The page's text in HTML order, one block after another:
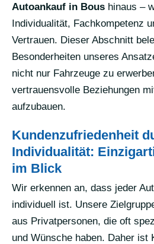
Autoankauf in Bous hinaus –
Individualität, Fachkompetenz
Vertrauen. Dieser Abschnitt
Besonderheiten unseres
nicht nur Fahrzeuge zu
vertrauensvolle Beziehungen
aufzubauen.
Kundenzufriedenheit
Individualität:
im Blick
Wir erkennen an, dass jeder
individuell ist. Unsere
aus Privatpersonen, die oft
und Wünsche haben. Daher ist